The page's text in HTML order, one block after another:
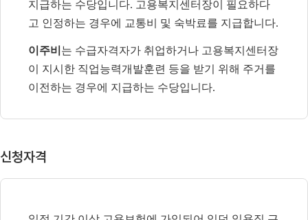
지급하는 수당입니다. 고용복지센터장이 필요하다
고 인정하는 경우에 교통비 및 숙박료를 지급합니다.
이주비 는 수급자격자가 취업하거나 고용복지센터장
이 지시한 직업능력개발훈련 등을 받기 위해 주거를
이전하는 경우에 지급하는 수당입니다.
신청자격